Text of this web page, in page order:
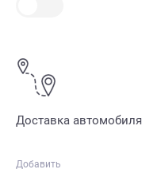
Доставка автомобиля
Добавить